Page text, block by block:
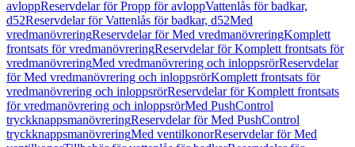
avloppReservdelar för Propp för avloppVattenlås för badkar,
d52Reservdelar för Vattenlås för badkar, d52Med
vredmanövreringReservdelar för Med vredmanövreringKomplett
frontsats för vredmanövreringReservdelar för Komplett frontsats för
vredmanövreringMed vredmanövrering och inloppsrörReservdelar
för Med vredmanövrering och inloppsrörKomplett frontsats för
vredmanövrering och inloppsrörReservdelar för Komplett frontsats
för vredmanövrering och inloppsrörMed PushControl
tryckknappsmanövreringReservdelar för Med PushControl
tryckknappsmanövreringMed ventilkonorReservdelar för Med